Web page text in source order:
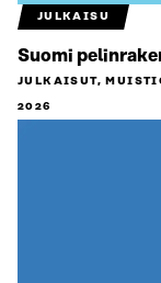
JULKAISU
Suomi
JULKAISUT,
2026